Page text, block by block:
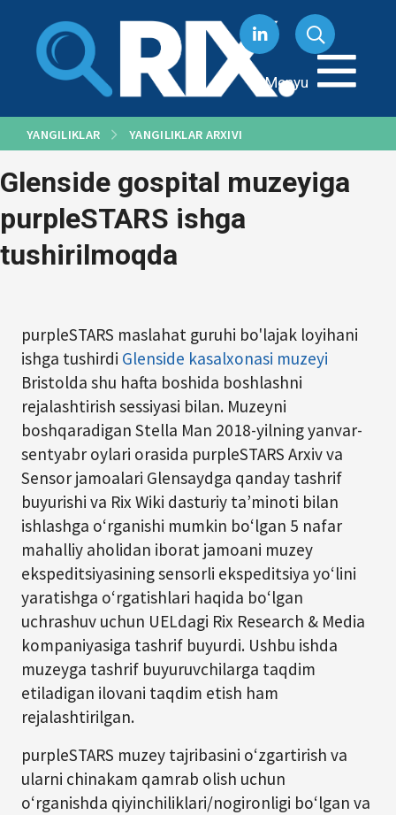
Menyu
YANGILIKLAR YANGILIKLAR ARXIVI
Glenside gospital muzeyiga
purpleSTARS ishga
tushirilmoqda
purpleSTARS maslahat guruhi bo'lajak loyihani
ishga tushirdi Glenside kasalxonasi muzeyi
Bristolda shu hafta boshida boshlashni
rejalashtirish sessiyasi bilan. Muzeyni
boshqaradigan Stella Man 2018-yilning yanvar-
sentyabr oylari orasida purpleSTARS Arxiv va
Sensor jamoalari Glensaydga qanday tashrif
buyurishi va Rix Wiki dasturiy taʼminoti bilan
ishlashga oʻrganishi mumkin boʻlgan 5 nafar
mahalliy aholidan iborat jamoani muzey
ekspeditsiyasining sensorli ekspeditsiya yoʻlini
yaratishga oʻrgatishlari haqida boʻlgan
uchrashuv uchun UELdagi Rix Research & Media
kompaniyasiga tashrif buyurdi. Ushbu ishda
muzeyga tashrif buyuruvchilarga taqdim
etiladigan ilovani taqdim etish ham
rejalashtirilgan.
purpleSTARS muzey tajribasini oʻzgartirish va
ularni chinakam qamrab olish uchun
oʻrganishda qiyinchiliklari/nogironligi boʻlgan va